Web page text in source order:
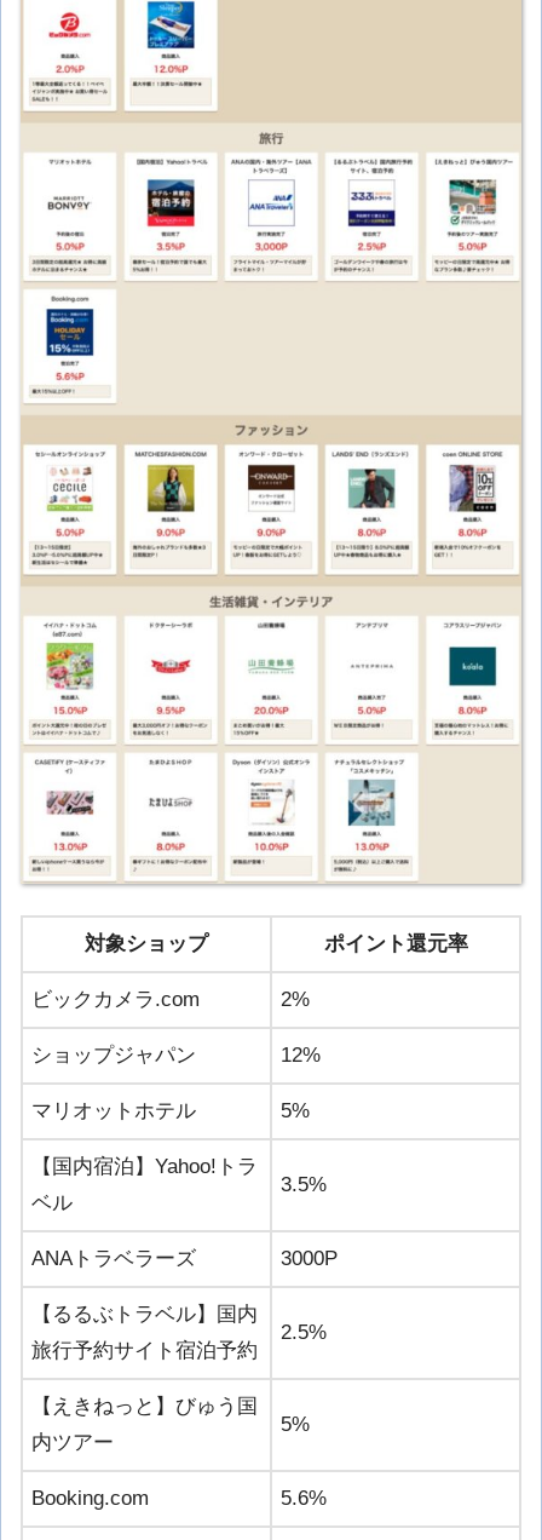
対象ショップ ポイント還元率
ビックカメラ.com 2%
ショップジャパン 12%
マリオットホテル 5%
【国内宿泊】Yahoo!トラ
ベル
3.5%
ANAトラベラーズ 3000P
【るるぶトラベル】国内
旅行予約サイト宿泊予約
2.5%
【えきねっと】びゅう国
内ツアー
5%
Booking.com 5.6%